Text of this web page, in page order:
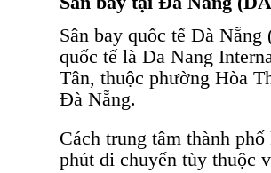
Sân bay quốc tế Đà
quốc tế là Da Nang
Tân, thuộc phường Hòa
Đà Nẵng.
Cách trung tâm thành
phút di chuyển tùy thuộc